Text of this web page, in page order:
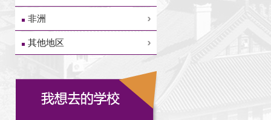
非洲
其他地区